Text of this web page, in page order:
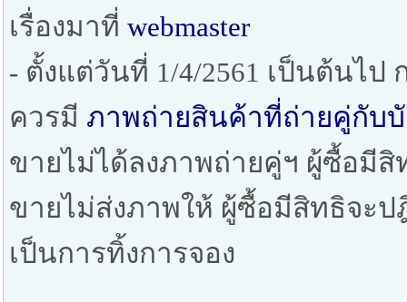
เรื่องมาที่ webmaster
- ตั้งแต่วันที่ 1/4/2561 เป็นต้นไ
ควรมี ภาพถ่ายสินค้าที่ถ่ายคู่กับ
ขายไม่ได้ลงภาพถ่ายคู่ฯ ผู้ซื้อมี
ขายไม่ส่งภาพให้ ผู้ซื้อมีสิทธิจะป
เป็นการทิ้งการจอง